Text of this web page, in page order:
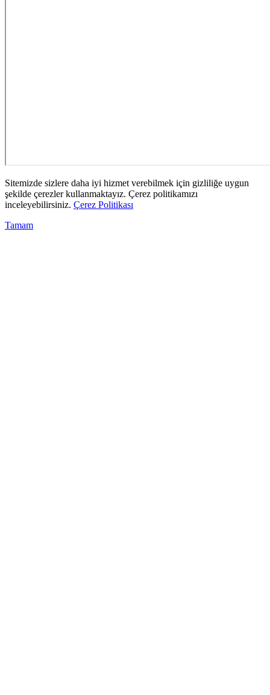
Sitemizde sizlere daha iyi hizmet verebilmek için gizliliğe uygun
şekilde çerezler kullanmaktayız. Çerez politikamızı
inceleyebilirsiniz. Çerez Politikası
Tamam